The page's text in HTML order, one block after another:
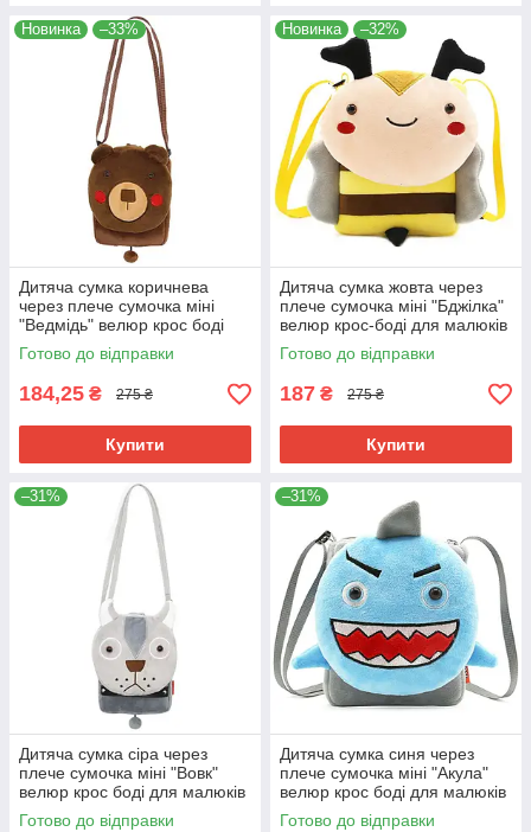
Новинка –33%
Дитяча сумка коричнева
через плече сумочка міні
"Ведмідь" велюр крос боді
для малюків унісекс для
телефону
Готово до відправки
184,25 ₴ 275 ₴
Купити
Новинка –32%
Дитяча сумка жовта через
плече сумочка міні "Бджілка"
велюр крос-боді для малюків
унісекс для телефона
Готово до відправки
187 ₴ 275 ₴
Купити
–31%
Дитяча сумка сіра через
плече сумочка міні "Вовк"
велюр крос боді для малюків
унісекс для телефону
Готово до відправки
–31%
Дитяча сумка синя через
плече сумочка міні "Акула"
велюр крос боді для малюків
унісекс для телефону
Готово до відправки